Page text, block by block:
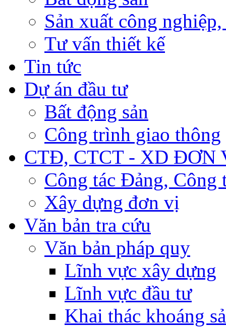
Sản xuất công
Tư vấn thiết kế
Tin tức
Dự án đầu tư
Bất động sản
Công trình giao thông
CTĐ, CTCT - XD ĐƠN
Công tác Đảng, Công
Xây dựng đơn vị
Văn bản tra cứu
Văn bản pháp quy
Lĩnh vực xây dựng
Lĩnh vực đầu tư
Khai thác khoáng